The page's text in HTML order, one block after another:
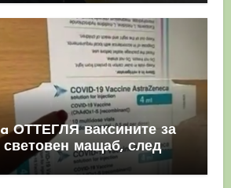
ОТТЕГЛЯ ваксините за
световен мащаб, след
че те причиняват